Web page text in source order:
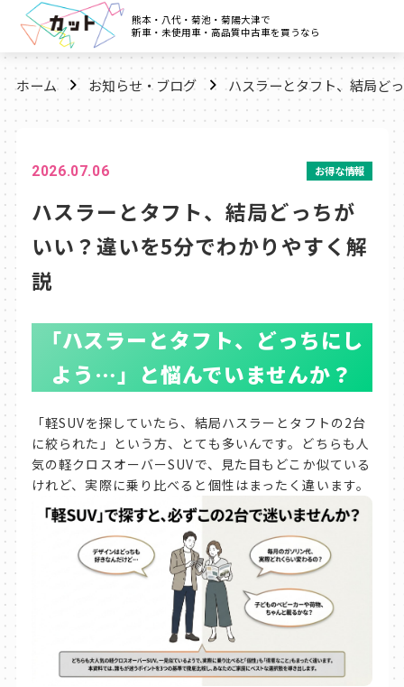
熊本・八代・菊池・菊陽大津で
新車・未使用車・高品質中古車を買うなら
ホーム お知らせ・ブログ ハスラーとタフト、結局ど
2026.07.06 お得な情報
ハスラーとタフト、結局どっちが
いい？違いを5分でわかりやすく解
説
「ハスラーとタフト、どっちにし
よう…」と悩んでいませんか？
「軽SUVを探していたら、結局ハスラーとタフトの2台
に絞られた」という方、とても多いんです。どちらも人
気の軽クロスオーバーSUVで、見た目もどこか似ている
けれど、実際に乗り比べると個性はまったく違います。